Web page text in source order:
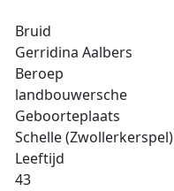
Bruid
Gerridina Aalbers
Beroep
landbouwersche
Geboorteplaats
Schelle (Zwollerkerspel)
Leeftijd
43